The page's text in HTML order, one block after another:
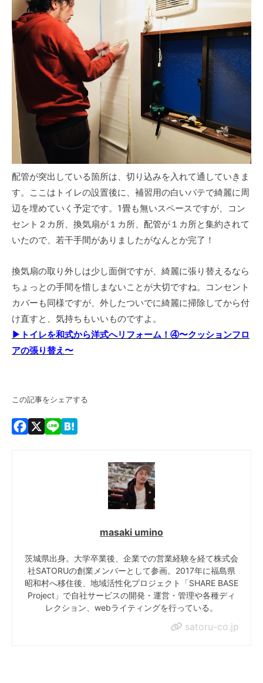
配管が突出している箇所は、切り込みを入れて通していきま
す。ここはトイレの設置後に、補習用の白いパテで綺麗に周
辺を埋めていく予定です。1畳も無いスペースですが、コン
セント２カ所、換気扇が１カ所、配管が１カ所と集約されて
いたので、若干手間がありましたがなんとか完了！
換気扇の取り外しは少し面倒ですが、綺麗に張り替えるなら
ちょっとの手間を惜しまないことが大切ですね。コンセント
カバーも同様ですが、外したついでに綺麗に掃除してから付
け直すと、気持ちもいいものですよ。
▶トイレを和式から洋式へリフォーム！④〜クッションフロ
アの張り替え〜
この記事をシェアする
Facebook
X Line
masaki umino
茨城県出身。大学卒業後、企業での営業経験を経て株式会
社SATORUの創業メンバーとして参画。2017年に福島県
昭和村へ移住後、地域活性化プロジェクト「SHARE BASE
Project」で自社サービスの開発・運営・管理や各種ディ
レクション、webライティングを行っている。
satoru-co.jp